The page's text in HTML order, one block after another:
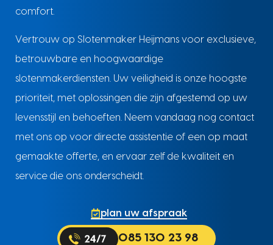
comfort.
Vertrouw op Slotenmaker Heijmans voor exclusieve,
betrouwbare en hoogwaardige
slotenmakerdiensten. Uw veiligheid is onze hoogste
prioriteit, met oplossingen die zijn afgestemd op uw
levensstijl en behoeften. Neem vandaag nog contact
met ons op voor directe assistentie of een op maat
gemaakte offerte, en ervaar zelf de kwaliteit en
service die ons onderscheidt.
plan uw afspraak
085 130 23 98